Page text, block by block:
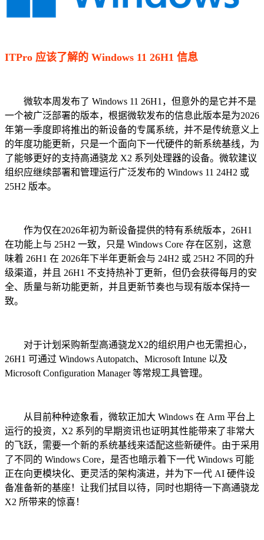
ITPro 应该了解的 Windows 11 26H1 信息
微软本周发布了 Windows 11 26H1，但意外的是它并不是
一个被广泛部署的版本，根据微软发布的信息此版本是为2026
年第一季度即将推出的新设备的专属系统，并不是传统意义上
的年度功能更新，只是一个面向下一代硬件的新系统基线，为
了能够更好的支持高通骁龙 X2 系列处理器的设备。微软建议
组织应继续部署和管理运行广泛发布的 Windows 11 24H2 或
25H2 版本。
作为仅在2026年初为新设备提供的特有系统版本，26H1
在功能上与 25H2 一致，只是 Windows Core 存在区别，这意
味着 26H1 在 2026年下半年更新会与 24H2 或 25H2 不同的升
级渠道，并且 26H1 不支持热补丁更新，但仍会获得每月的安
全、质量与新功能更新，并且更新节奏也与现有版本保持一
致。
对于计划采购新型高通骁龙X2的组织用户也无需担心，
26H1 可通过 Windows Autopatch、Microsoft Intune 以及
Microsoft Configuration Manager 等常规工具管理。
从目前种种迹象看，微软正加大 Windows 在 Arm 平台上
运行的投资，X2 系列的早期资讯也证明其性能带来了非常大
的飞跃，需要一个新的系统基线来适配这些新硬件。由于采用
了不同的 Windows Core，是否也暗示着下一代 Windows 可能
正在向更模块化、更灵活的架构演进，并为下一代 AI 硬件设
备准备新的基座！让我们拭目以待，同时也期待一下高通骁龙
X2 所带来的惊喜！